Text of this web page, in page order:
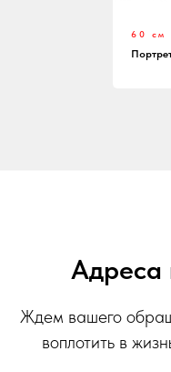
60 см
Адреса
Ждем вашего
воплотить в